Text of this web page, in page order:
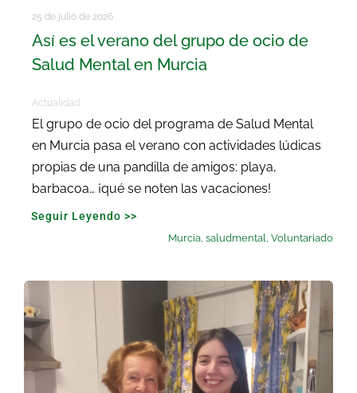
25 de julio de 2026
Así es el verano del grupo de ocio de
Salud Mental en Murcia
Actualidad
El grupo de ocio del programa de Salud Mental
en Murcia pasa el verano con actividades lúdicas
propias de una pandilla de amigos: playa,
barbacoa… ¡qué se noten las vacaciones!
Seguir Leyendo >>
Murcia ,saludmental ,Voluntariado